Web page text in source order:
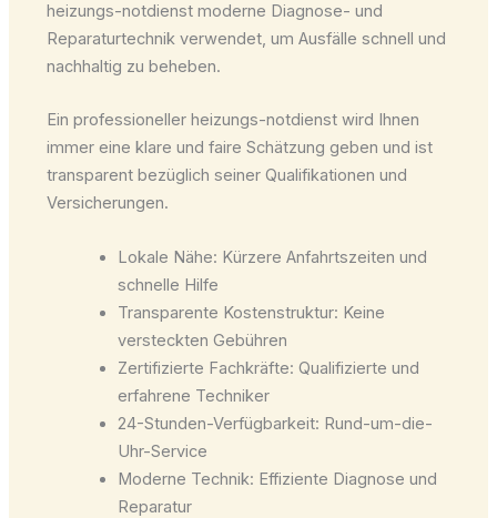
heizungs-notdienst moderne Diagnose- und
Reparaturtechnik verwendet, um Ausfälle schnell und
nachhaltig zu beheben.
Ein professioneller heizungs-notdienst wird Ihnen
immer eine klare und faire Schätzung geben und ist
transparent bezüglich seiner Qualifikationen und
Versicherungen.
Lokale Nähe: Kürzere Anfahrtszeiten und
schnelle Hilfe
Transparente Kostenstruktur: Keine
versteckten Gebühren
Zertifizierte Fachkräfte: Qualifizierte und
erfahrene Techniker
24-Stunden-Verfügbarkeit: Rund-um-die-
Uhr-Service
Moderne Technik: Effiziente Diagnose und
Reparatur